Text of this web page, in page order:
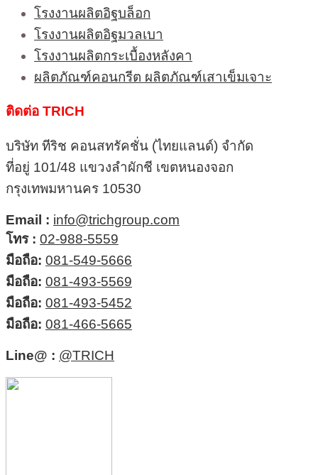
โรงงานผลิตอิฐบล็อก
โรงงานผลิตอิฐมวลเบา
โรงงานผลิตกระเบื้องหลังคา
ผลิตภัณฑ์คอนกรีต ผลิตภัณฑ์เสาเข็มเจาะ
ติดต่อ TRICH
บริษัท ทีริช คอนสทรัคชั่น (ไทยแลนด์) จำกัด
ที่อยู่ 101/48 แขวงลำผักชี เขตหนองจอก
กรุงเทพมหานคร 10530
Email : info@trichgroup.com
โทร : 02-988-5559
มือถือ: 081-549-5666
มือถือ: 081-493-5569
มือถือ: 081-493-5452
มือถือ: 081-466-5665
Line@ : @TRICH